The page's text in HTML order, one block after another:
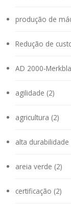
produção de
Redução de
AD 2000-
agilidade (2)
agricultura (2)
alta durabilidade
areia verde (2)
certificação (2)